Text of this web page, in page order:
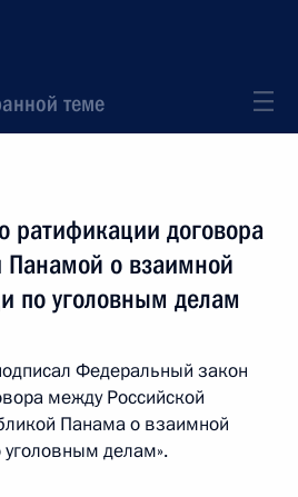
теме
ратификации договора
Панамой о взаимной
по уголовным делам
Федеральный закон
между Российской
Панама о взаимной
делам».